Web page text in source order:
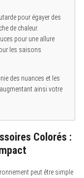
pour égayer des
de chaleur.
pour une allure
les saisons
des nuances et les
ainsi votre
Colorés :
peut être simple